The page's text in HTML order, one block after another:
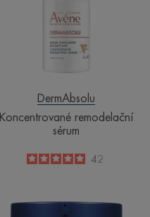
DermAbsolu
Koncentrované remodelační
sérum
5
/
5
42
Intenzivní